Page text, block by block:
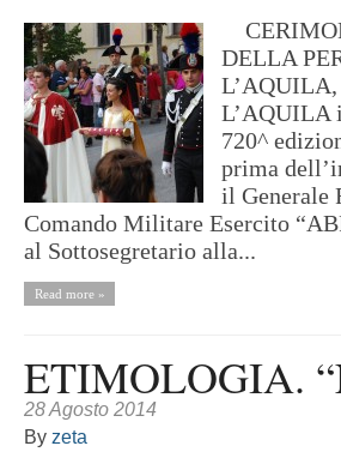
DELLA
L’AQUILA,
L’AQUILA
720^
prima
il Generale
Comando Militare Esercito
al Sottosegretario alla...
Read more »
ETIMOLOGIA.
28 Agosto 2014
By zeta